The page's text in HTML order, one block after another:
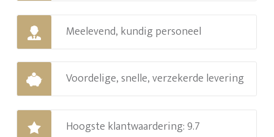
Meelevend, kundig personeel
Voordelige, snelle, verzekerde levering
Hoogste klantwaardering: 9.7